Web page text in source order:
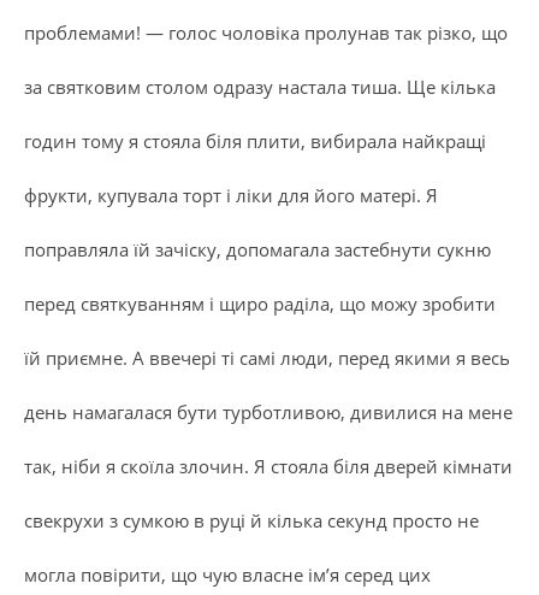
проблемами! — голос чоловіка пролунав так різко, що
за святковим столом одразу настала тиша. Ще кілька
годин тому я стояла біля плити, вибирала найкращі
фрукти, купувала торт і ліки для його матері. Я
поправляла їй зачіску, допомагала застебнути сукню
перед святкуванням і щиро раділа, що можу зробити
їй приємне. А ввечері ті самі люди, перед якими я весь
день намагалася бути турботливою, дивилися на мене
так, ніби я скоїла злочин. Я стояла біля дверей кімнати
свекрухи з сумкою в руці й кілька секунд просто не
могла повірити, що чую власне ім’я серед цих